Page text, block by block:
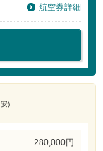
航空券詳細
)
280,000円